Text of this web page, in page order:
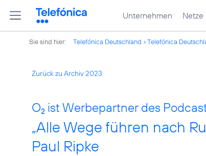
Unternehmen Netze
Sie sind hier: Telefónica Deutschland Telefónica
Zurück zu Archiv 2023
O2 ist Werbepartner des
„Alle Wege führen nach
Paul Ripke